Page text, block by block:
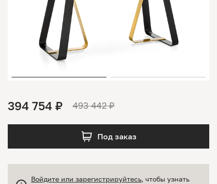
Войдите или зарегистрируйтесь, чтобы узнать
394 754 ₽ 493 442 ₽
Под заказ